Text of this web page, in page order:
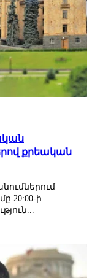
քրեական
20:00-ի